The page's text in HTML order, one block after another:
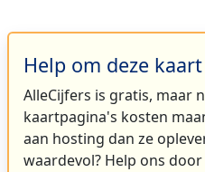
Help om deze
AlleCijfers is gratis, maar
kaartpagina's kosten
aan hosting dan ze
waardevol? Help ons door